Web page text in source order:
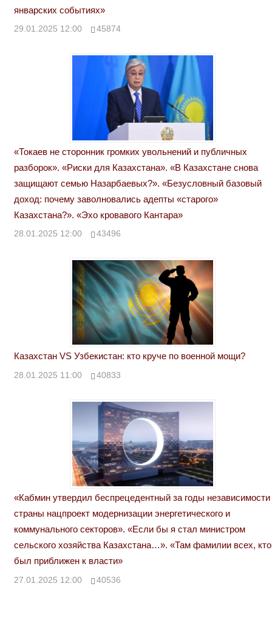
январских событиях»
29.01.2025 12:00 45874
«Токаев не сторонник громких увольнений и публичных
разборок». «Риски для Казахстана». «В Казахстане снова
защищают семью Назарбаевых?». «Безусловный базовый
доход: почему заволновались адепты «старого»
Казахстана?». «Эхо кровавого Кантара»
28.01.2025 12:00 43496
Казахстан VS Узбекистан: кто круче по военной мощи?
28.01.2025 11:00 40833
«Кабмин утвердил беспрецедентный за годы независимости
страны нацпроект модернизации энергетического и
коммунального секторов». «Если бы я стал министром
сельского хозяйства Казахстана…». «Там фамилии всех, кто
был приближен к власти»
27.01.2025 12:00 40536